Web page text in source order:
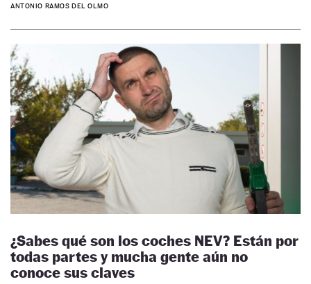
ANTONIO RAMOS DEL OLMO
¿Sabes qué son los coches NEV? Están por
todas partes y mucha gente aún no
conoce sus claves